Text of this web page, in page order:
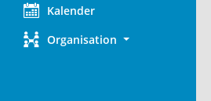
Kalender
Organisation